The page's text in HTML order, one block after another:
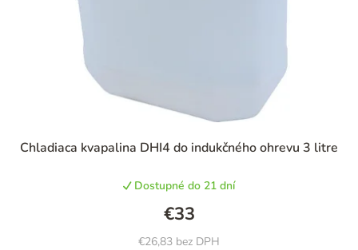
Chladiaca kvapalina DHI4 do indukčného ohrevu 3 litre
Dostupné do 21 dní
€26,83 bez DPH
€33